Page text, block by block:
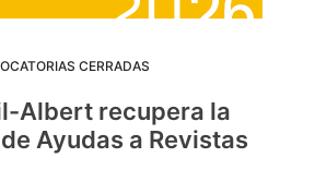
CERRADAS
Albert recupera la
Ayudas a Revistas